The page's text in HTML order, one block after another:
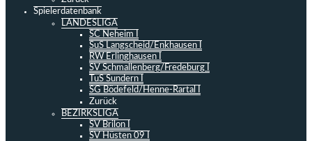
Spielerdatenbank
LANDESLIGA
SC Neheim I
SuS Langscheid/Enkhausen I
RW Erlinghausen I
SV Schmallenberg/Fredeburg I
TuS Sundern I
SG Bödefeld/Henne-Rartal I
Zurück
BEZIRKSLIGA
SV Brilon I
SV Hüsten 09 I